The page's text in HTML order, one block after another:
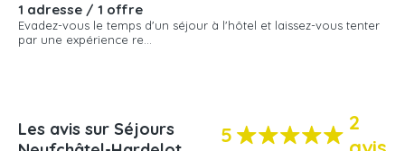
1 adresse / 1 offre
Evadez-vous le temps d'un séjour à l'hôtel et laissez-vous tenter
par une expérience re...
Les avis sur Séjours
5
2